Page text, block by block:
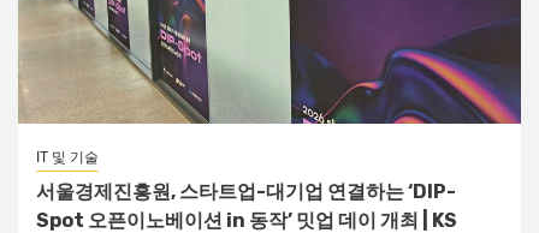
IT 및 기술
서울경제진흥원, 스타트업-대기업 연결하는 ‘DIP-
Spot 오픈이노베이션 in 동작’ 밋업 데이 개최 | KS